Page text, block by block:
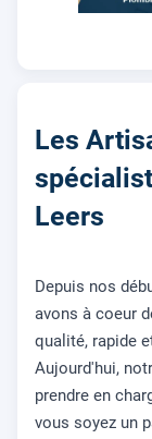
Les
Leers
Depuis nos
avons à coeur
qualité, rapide
Aujourd'hui,
prendre en
vous soyez un